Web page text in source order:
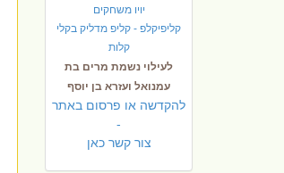
יויו משחקים
קליפיקלפ - קליפ מדליק בקלי
קלות
לעילוי נשמת מרים בת
עמנואל ועזרא בן יוסף
להקדשה או פרסום באתר
-
צור קשר כאן